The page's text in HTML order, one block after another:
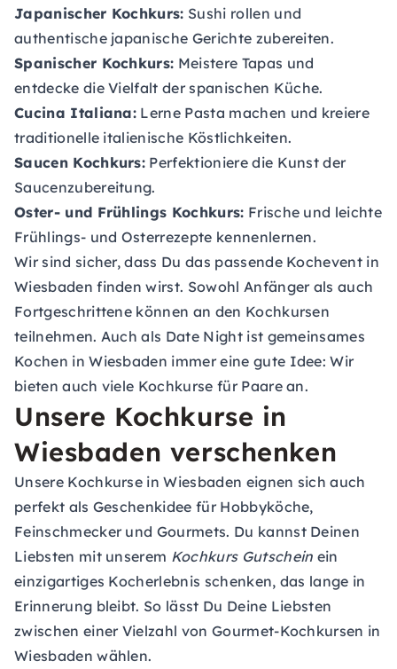
Japanischer Kochkurs: Sushi rollen und
authentische japanische Gerichte zubereiten.
Spanischer Kochkurs: Meistere Tapas und
entdecke die Vielfalt der spanischen Küche.
Cucina Italiana: Lerne Pasta machen und kreiere
traditionelle italienische Köstlichkeiten.
Saucen Kochkurs: Perfektioniere die Kunst der
Saucenzubereitung.
Oster- und Frühlings Kochkurs: Frische und leichte
Frühlings- und Osterrezepte kennenlernen.
Wir sind sicher, dass Du das passende Kochevent in
Wiesbaden finden wirst. Sowohl Anfänger als auch
Fortgeschrittene können an den Kochkursen
teilnehmen. Auch als Date Night ist gemeinsames
Kochen in Wiesbaden immer eine gute Idee: Wir
bieten auch viele Kochkurse für Paare an.
Unsere Kochkurse in
Wiesbaden verschenken
Unsere Kochkurse in Wiesbaden eignen sich auch
perfekt als Geschenkidee für Hobbyköche,
Feinschmecker und Gourmets. Du kannst Deinen
Liebsten mit unserem Kochkurs Gutschein ein
einzigartiges Kocherlebnis schenken, das lange in
Erinnerung bleibt. So lässt Du Deine Liebsten
zwischen einer Vielzahl von Gourmet-Kochkursen in
Wiesbaden wählen.